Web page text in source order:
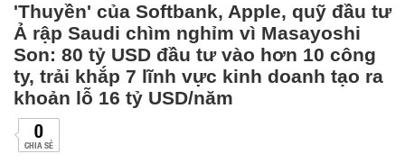
'Thuyền' của Softbank, Apple, quỹ đầu tư
Ả rập Saudi chìm nghỉm vì Masayoshi
Son: 80 tỷ USD đầu tư vào hơn 10 công
ty, trải khắp 7 lĩnh vực kinh doanh tạo ra
khoản lỗ 16 tỷ USD/năm
0
CHIA SẺ